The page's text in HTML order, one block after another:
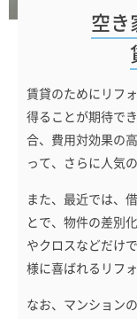
空き
賃貸のためにリフ
得ることが期待で
合、費用対効果の
って、さらに人気
また、最近では、
とで、物件の差別
やクロスなどだけ
様に喜ばれるリフ
なお、マンション